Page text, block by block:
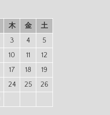
木 金
土
3 4
5
10 11
12
17 18
19
24 25
26